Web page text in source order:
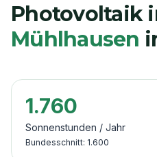
Photovoltaik
Mühlhausen
1.760
Sonnenstunden / Jahr
Bundesschnitt: 1.600